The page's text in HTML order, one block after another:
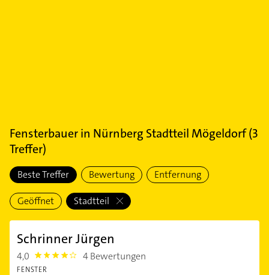
Fensterbauerin Nürnberg Stadtteil Mögeldorf(3
Treffer)
Beste Treffer Bewertung Entfernung
Geöffnet Stadtteil
Schrinner Jürgen
4,0 4.0 4 Bewertungen
FENSTER